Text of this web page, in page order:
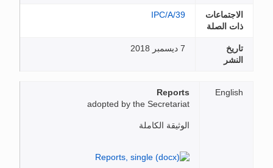
الاجتماعات
ذات الصلة
IPC/A/39
تاريخ
النشر
7 ديسمبر 2018
English
Reports
adopted by the Secretariat
الوثيقة الكاملة